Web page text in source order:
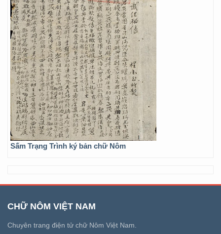
Sấm Trạng Trình ký bản chữ Nôm
CHỮ NÔM VIỆT NAM
Chuyên trang điện tử chữ Nôm Việt Nam.